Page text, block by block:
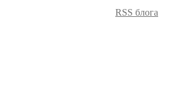
RSS блога